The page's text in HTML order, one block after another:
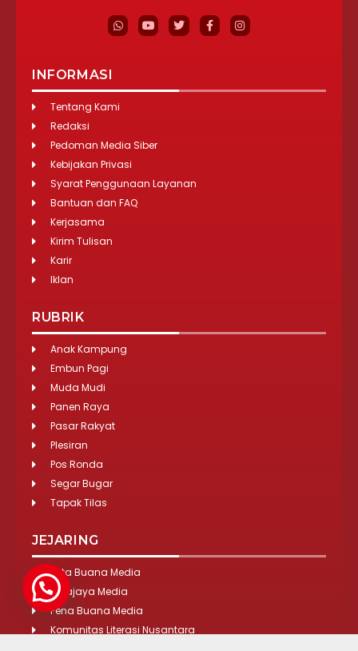
INFORMASI
Tentang Kami
Redaksi
Pedoman Media Siber
Kebijakan Privasi
Syarat Penggunaan Layanan
Bantuan dan FAQ
Kerjasama
Kirim Tulisan
Karir
Iklan
RUBRIK
Anak Kampung
Embun Pagi
Muda Mudi
Panen Raya
Pasar Rakyat
Plesiran
Pos Ronda
Segar Bugar
Tapak Tilas
JEJARING
Tirta Buana Media
Lokajaya Media
Pena Buana Media
Komunitas Literasi Nusantara